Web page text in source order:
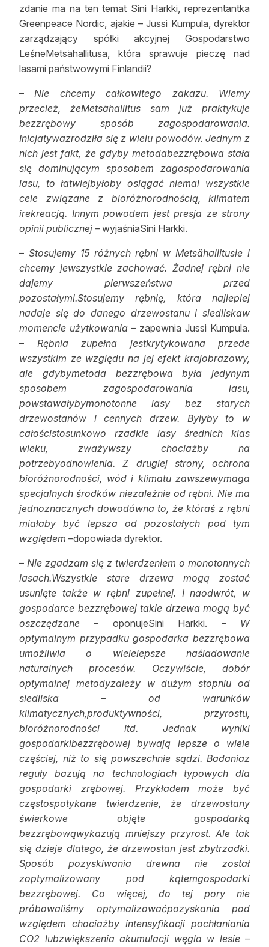
zdanie ma na ten temat Sini Harkki, reprezentantka
Greenpeace Nordic, ajakie – Jussi Kumpula, dyrektor
zarządzający spółki akcyjnej Gospodarstwo
LeśneMetsähallitusa, która sprawuje pieczę nad
lasami państwowymi Finlandii?
– Nie chcemy całkowitego zakazu. Wiemy
przecież, żeMetsähallitus sam już praktykuje
bezzrębowy sposób zagospodarowania.
Inicjatywazrodziła się z wielu powodów. Jednym z
nich jest fakt, że gdyby metodabezzrębowa stała
się dominującym sposobem zagospodarowania
lasu, to łatwiejbyłoby osiągać niemal wszystkie
cele związane z bioróżnorodnością, klimatem
irekreacją. Innym powodem jest presja ze strony
opinii publicznej – wyjaśniaSini Harkki.
– Stosujemy 15 różnych rębni w Metsähallitusie i
chcemy jewszystkie zachować. Żadnej rębni nie
dajemy pierwszeństwa przed
pozostałymi.Stosujemy rębnię, która najlepiej
nadaje się do danego drzewostanu i siedliskaw
momencie użytkowania– zapewnia Jussi Kumpula.
– Rębnia zupełna jestkrytykowana przede
wszystkim ze względu na jej efekt krajobrazowy,
ale gdybymetoda bezzrębowa była jedynym
sposobem zagospodarowania lasu,
powstawałybymonotonne lasy bez starych
drzewostanów i cennych drzew. Byłyby to w
całościstosunkowo rzadkie lasy średnich klas
wieku, zważywszy chociażby na
potrzebyodnowienia. Z drugiej strony, ochrona
bioróżnorodności, wód i klimatu zawszewymaga
specjalnych środków niezależnie od rębni. Nie ma
jednoznacznych dowodówna to, że któraś z rębni
miałaby być lepsza od pozostałych pod tym
względem –dopowiada dyrektor.
– Nie zgadzam się z twierdzeniem o monotonnych
lasach.Wszystkie stare drzewa mogą zostać
usunięte także w rębni zupełnej. I naodwrót, w
gospodarce bezzrębowej takie drzewa mogą być
oszczędzane – oponujeSini Harkki. – W
optymalnym przypadku gospodarka bezzrębowa
umożliwia o wielelepsze naśladowanie
naturalnych procesów. Oczywiście, dobór
optymalnej metodyzależy w dużym stopniu od
siedliska – od warunków
klimatycznych,produktywności, przyrostu,
bioróżnorodności itd. Jednak wyniki
gospodarkibezzrębowej bywają lepsze o wiele
częściej, niż to się powszechnie sądzi. Badaniaz
reguły bazują na technologiach typowych dla
gospodarki zrębowej. Przykładem może być
częstospotykane twierdzenie, że drzewostany
świerkowe objęte gospodarką
bezzrębowąwykazują mniejszy przyrost. Ale tak
się dzieje dlatego, że drzewostan jest zbytrzadki.
Sposób pozyskiwania drewna nie został
zoptymalizowany pod kątemgospodarki
bezzrębowej. Co więcej, do tej pory nie
próbowaliśmy optymalizowaćpozyskania pod
względem chociażby intensyfikacji pochłaniania
CO2 lubzwiększenia akumulacji węgla w lesie–